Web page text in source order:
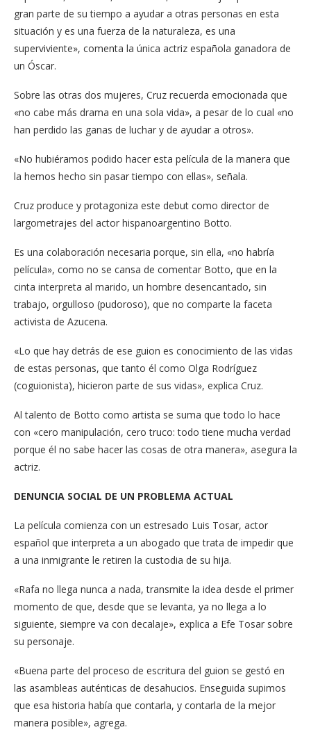
gran parte de su tiempo a ayudar a otras personas en esta
situación y es una fuerza de la naturaleza, es una
superviviente», comenta la única actriz española ganadora de
un Óscar.
Sobre las otras dos mujeres, Cruz recuerda emocionada que
«no cabe más drama en una sola vida», a pesar de lo cual «no
han perdido las ganas de luchar y de ayudar a otros».
«No hubiéramos podido hacer esta película de la manera que
la hemos hecho sin pasar tiempo con ellas», señala.
Cruz produce y protagoniza este debut como director de
largometrajes del actor hispanoargentino Botto.
Es una colaboración necesaria porque, sin ella, «no habría
película», como no se cansa de comentar Botto, que en la
cinta interpreta al marido, un hombre desencantado, sin
trabajo, orgulloso (pudoroso), que no comparte la faceta
activista de Azucena.
«Lo que hay detrás de ese guion es conocimiento de las vidas
de estas personas, que tanto él como Olga Rodríguez
(coguionista), hicieron parte de sus vidas», explica Cruz.
Al talento de Botto como artista se suma que todo lo hace
con «cero manipulación, cero truco: todo tiene mucha verdad
porque él no sabe hacer las cosas de otra manera», asegura la
actriz.
DENUNCIA SOCIAL DE UN PROBLEMA ACTUAL
La película comienza con un estresado Luis Tosar, actor
español que interpreta a un abogado que trata de impedir que
a una inmigrante le retiren la custodia de su hija.
«Rafa no llega nunca a nada, transmite la idea desde el primer
momento de que, desde que se levanta, ya no llega a lo
siguiente, siempre va con decalaje», explica a Efe Tosar sobre
su personaje.
«Buena parte del proceso de escritura del guion se gestó en
las asambleas auténticas de desahucios. Enseguida supimos
que esa historia había que contarla, y contarla de la mejor
manera posible», agrega.